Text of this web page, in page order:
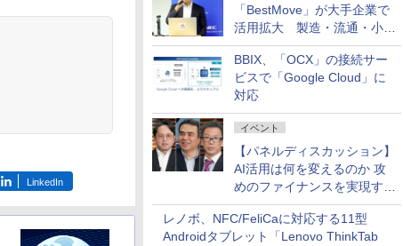
「BestMove」が大手企業で
活用拡大 製造・流通・小売
企業・広告代理店などが実装
フェーズへ
BBIX、「OCX」の接続サー
ビスで「Google Cloud」に
対応
イベント
【パネルディスカッション】
AI活用は何を変えるのか 攻
めのファイナンスを実現する
業務設計とマインドセット変
革
レノボ、NFC/FeliCaに対応する11型
Androidタブレット「Lenovo ThinkTab
LinkedIn